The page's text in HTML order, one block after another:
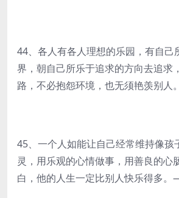
44、各人有各人理想的乐园，有自己
界，朝自己所乐于追求的方向去追求
路，不必抱怨环境，也无须艳羡别
45、一个人如能让自己经常维持像孩
灵，用乐观的心情做事，用善良的心
白，他的人生一定比别人快乐得多